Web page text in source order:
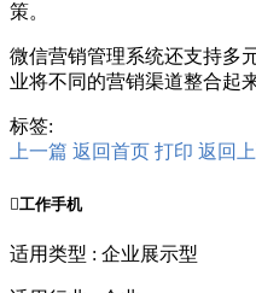
策。
微信营销管理系统还支持多
业将不同的营销渠道整合起
标签:
上一篇 返回首页 打印 返回
工作手机
适用类型 : 企业展示型